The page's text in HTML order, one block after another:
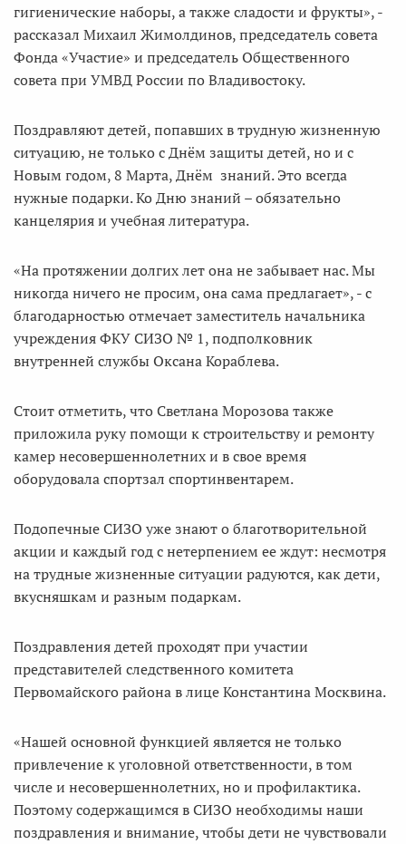
гигиенические наборы, а также сладости и фрукты», -
рассказал Михаил Жимолдинов, председатель совета
Фонда «Участие» и председатель Общественного
совета при УМВД России по Владивостоку.
Поздравляют детей, попавших в трудную жизненную
ситуацию, не только с Днём защиты детей, но и с
Новым годом, 8 Марта, Днём знаний. Это всегда
нужные подарки. Ко Дню знаний – обязательно
канцелярия и учебная литература.
«На протяжении долгих лет она не забывает нас. Мы
никогда ничего не просим, она сама предлагает», - с
благодарностью отмечает заместитель начальника
учреждения ФКУ СИЗО № 1, подполковник
внутренней службы Оксана Кораблева.
Стоит отметить, что Светлана Морозова также
приложила руку помощи к строительству и ремонту
камер несовершеннолетних и в свое время
оборудовала спортзал спортинвентарем.
Подопечные СИЗО уже знают о благотворительной
акции и каждый год с нетерпением ее ждут: несмотря
на трудные жизненные ситуации радуются, как дети,
вкусняшкам и разным подаркам.
Поздравления детей проходят при участии
представителей следственного комитета
Первомайского района в лице Константина Москвина.
«Нашей основной функцией является не только
привлечение к уголовной ответственности, в том
числе и несовершеннолетних, но и профилактика.
Поэтому содержащимся в СИЗО необходимы наши
поздравления и внимание, чтобы дети не чувствовали